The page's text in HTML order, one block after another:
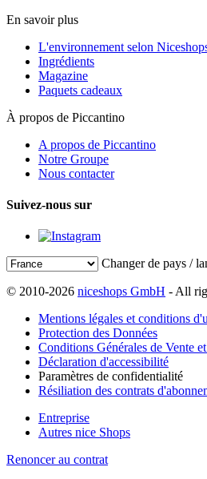
En savoir plus
L'environnement selon
Ingrédients
Magazine
Paquets cadeaux
À propos de Piccantino
A propos de Piccantino
Notre Groupe
Nous contacter
Suivez-nous sur
Changer de pays /
© 2010-2026 niceshops GmbH - All
Mentions légales et conditions
Protection des Données
Conditions Générales de Vente
Déclaration d'accessibilité
Paramètres de confidentialité
Résiliation des contrats
Entreprise
Autres nice Shops
Renoncer au contrat